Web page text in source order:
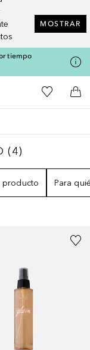
MOSTRAR
tiempo
Douglas HomeMi lista de
A
4
(4)
producto Para